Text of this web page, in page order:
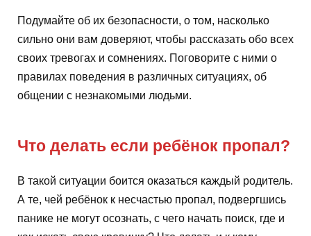
Подумайте об их безопасности, о том, насколько
сильно они вам доверяют, чтобы рассказать обо всех
своих тревогах и сомнениях. Поговорите с ними о
правилах поведения в различных ситуациях, об
общении с незнакомыми людьми.
Что делать если ребёнок пропал?
В такой ситуации боится оказаться каждый родитель.
А те, чей ребёнок к несчастью пропал, подвергшись
панике не могут осознать, с чего начать поиск, где и